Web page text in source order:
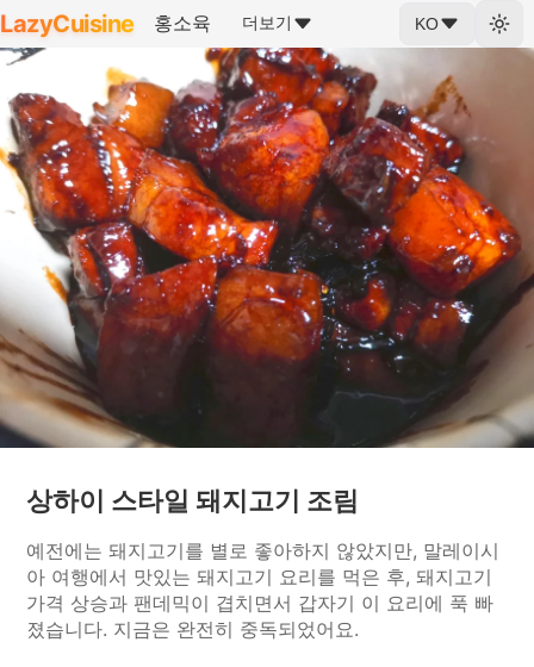
LazyCuisine 홍소육 더보기 KO
상하이 스타일 돼지고기 조림
예전에는 돼지고기를 별로 좋아하지 않았지만, 말레이시
아 여행에서 맛있는 돼지고기 요리를 먹은 후, 돼지고기
가격 상승과 팬데믹이 겹치면서 갑자기 이 요리에 푹 빠
졌습니다. 지금은 완전히 중독되었어요.